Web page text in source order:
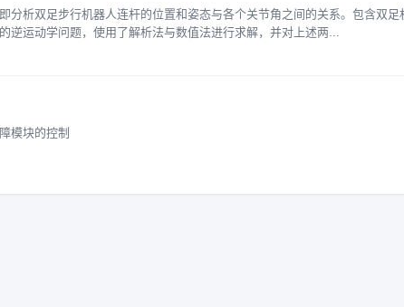
分析双足步行机器人连杆的位置和姿态与各个关节角之间的关系。包含双足
逆运动学问题，使用了解析法与数值法进行求解，并对上述两...
模块的控制